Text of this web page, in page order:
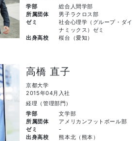
学部
総合人間学部
所属団体
男子ラクロス部
ゼミ
社会心理学（グループ・ダイ
ナミックス）ゼミ
出身高校
桜台（愛知）
高橋 直子
京都大学
2015年04月入社
経理（管理部門）
学部
文学部
所属団体
アメリカンフットボール部
ゼミ
-
出身高校
熊本北（熊本）